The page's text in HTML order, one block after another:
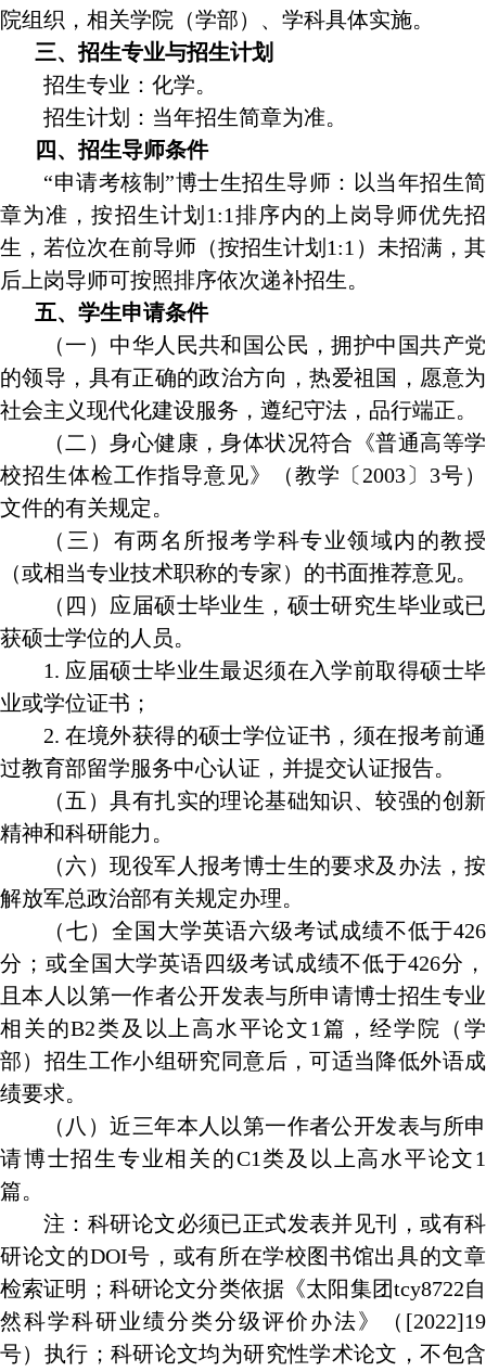
院组织，相关学院（学部）、学科具体实施。
三、招生专业与招生计划
招生专业：化学。
招生计划：当年招生简章为准。
四、招生导师条件
“申请考核制”博士生招生导师：以当年招生简
章为准，按招生计划 1:1排序内的上岗导师优先招
生，若位次在前导师（按招生计划 1:1 ）未招满，其
后上岗导师可按照排序依次递补招生。
五、学生申请条件
（一）中华人民共和国公民，拥护中国共产党
的领导，具有正确的政治方向，热爱祖国，愿意为
社会主义现代化建设服务，遵纪守法，品行端正。
（二）身心健康，身体状况符合《普通高等学
校招生体检工作指导意见》（教学〔 2003〕 3号）
文件的有关规定。
（三）有两名所报考学科专业领域内的教授
（或相当专业技术职称的专家）的书面推荐意见。
（四）应届硕士毕业生，硕士研究生毕业或已
获硕士学位的人员。
1. 应届硕士毕业生最迟须在入学前取得硕士毕
业或学位证书；
2.在境外获得的硕士学位证书，须在报考前通
过教育部留学服务中心认证，并提交认证报告。
（五）具有扎实的理论基础知识、较强的创新
精神和科研能力。
（六）现役军人报考博士生的要求及办法，按
解放军总政治部有关规定办理。
（七）全国大学英语六级考试成绩不低于426
分；或全国大学英语四级考试成绩不低于426分，
且本人以第一作者公开发表与所申请博士招生专业
相关的B2类及以上高水平论文1 篇，经学院（学
部）招生工作小组研究同意后，可适当降低外语成
绩要求。
（八）近三年本人以第一作者公开发表与所申
请博士招生专业相关的C1类及以上高水平论文1
篇。
注：科研论文必须已正式发表并见刊，或有科
研论文的DOI号，或有所在学校图书馆出具的文章
检索证明；科研论文分类依据《太阳集团tcy8722自
然科学科研业绩分类分级评价办法》（ [2022]19
号）执行；科研论文均为研究性学术论文，不包含